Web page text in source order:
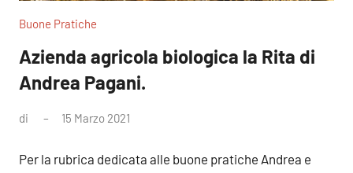
Buone Pratiche
Azienda agricola biologica la Rita di
Andrea Pagani.
di 15 Marzo 2021
Per la rubrica dedicata alle buone pratiche Andrea e